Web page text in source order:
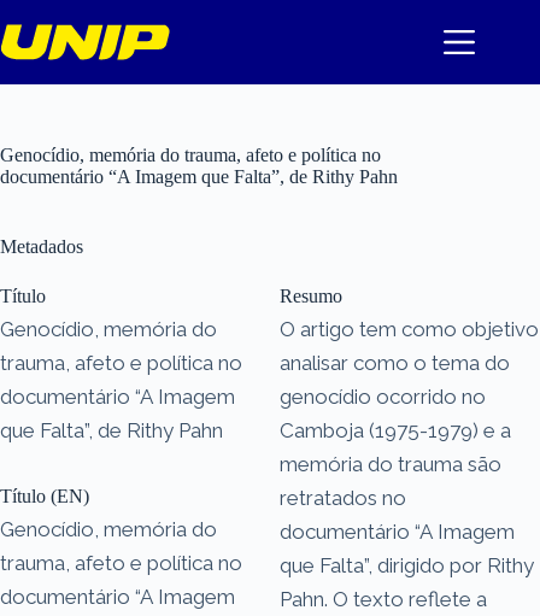
para
o
Genocídio, memória do trauma, afeto e política no
documentário “A Imagem que Falta”, de Rithy Pahn
Metadados
Título
Genocídio, memória do
trauma, afeto e política no
documentário “A Imagem
que Falta”, de Rithy Pahn
Título (EN)
Genocídio, memória do
trauma, afeto e política no
documentário “A Imagem
Resumo
O artigo tem como objetivo
analisar como o tema do
genocídio ocorrido no
Camboja (1975-1979) e a
memória do trauma são
retratados no
documentário “A Imagem
que Falta”, dirigido por Rithy
Pahn. O texto reflete a